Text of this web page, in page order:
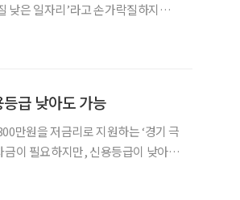
낮은 일자리’라고 손가락질하지만,
급 낮아도 가능
만원을 저금리로 지원하는 ‘경기 극
금이 필요하지만, 신용등급이 낮아